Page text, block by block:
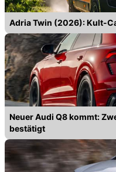
Adria Twin (2026): Kult-
Neuer Audi Q8 kommt:
bestätigt